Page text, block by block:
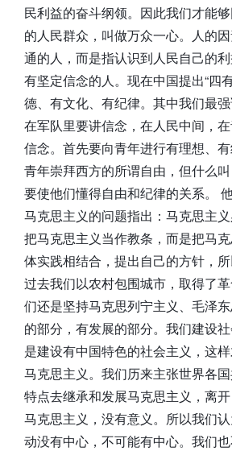
民利益的奋斗纲领。因此我们才能
的人民群众，叫做万众一心。人的
通的人，而是指认识到人民自己的
有坚定信念的人。现在中国提出“四
德、有文化、有纪律。其中我们最强
在军队里要讲信念，在人民中间，
信念。首先要向青年进行有理想、
青年崇拜西方的所谓自由，但什么叫
要使他们懂得自由和纪律的关系。
马克思主义的问题指出：马克思主
把马克思主义当作教条，而是把马
体实践相结合，提出自己的方针，所
过去我们以农村包围城市，取得了
们还是坚持马克思列宁主义、毛泽
的部分，有发展的部分。我们建设
是建设有中国特色的社会主义，这
马克思主义。我们历来主张世界各
特点去继承和发展马克思主义，离
马克思主义，没有意义。所以我们
动没有中心，不可能有中心。我们